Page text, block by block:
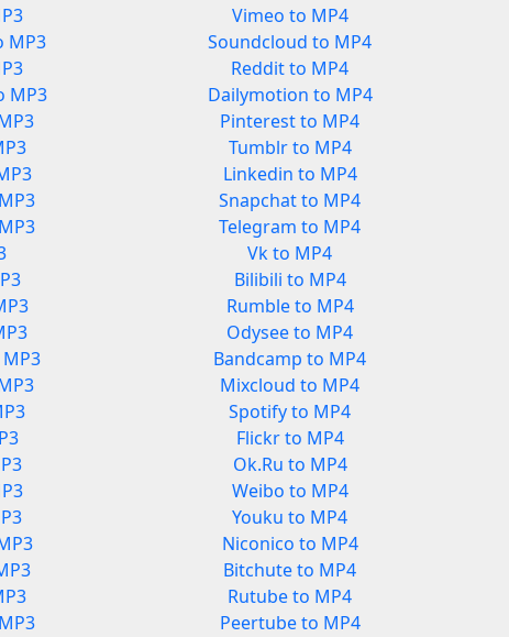
MP3
MP3
Vimeo to MP4
Soundcloud to MP4
Reddit to MP4
Dailymotion to MP4
Pinterest to MP4
Tumblr to MP4
Linkedin to MP4
Snapchat to MP4
Telegram to MP4
Vk to MP4
Bilibili to MP4
Rumble to MP4
Odysee to MP4
Bandcamp to MP4
Mixcloud to MP4
Spotify to MP4
Flickr to MP4
Ok.Ru to MP4
Weibo to MP4
Youku to MP4
Niconico to MP4
Bitchute to MP4
Rutube to MP4
Peertube to MP4